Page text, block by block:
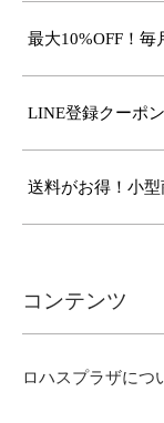
最大10%OFF！毎
LINE登録クーポ
送料がお得！小
コンテンツ
ロハスプラザにつ